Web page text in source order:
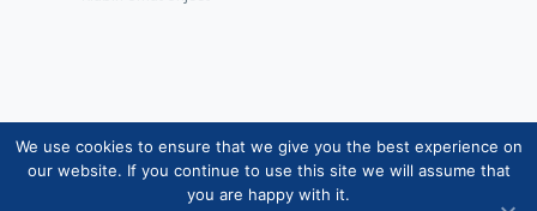
Copyright © Suomen Rotarypalvelu ry 2026 |
Jäsentietojärjestelmän tietosuojaseloste|Henkilötietojen
käsittely Rotarytoiminnassa
We use cookies to ensure that we give you the best experience on
our website. If you continue to use this site we will assume that
you are happy with it.